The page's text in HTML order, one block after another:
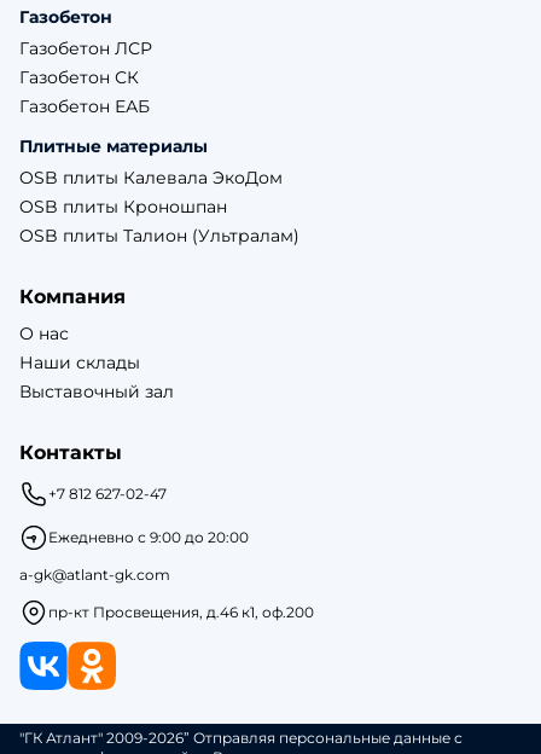
Газобетон
Газобетон ЛСР
Газобетон СК
Газобетон ЕАБ
Плитные материалы
OSB плиты Калевала ЭкоДом
OSB плиты Кроношпан
OSB плиты Талион (Ультралам)
Компания
О нас
Наши склады
Выставочный зал
Контакты
+7 812 627-02-47
Ежедневно с 9:00 до 20:00
a-gk@atlant-gk.com
пр-кт Просвещения, д.46 к1, оф.200
"ГК Атлант" 2009-2026” Отправляя персональные данные с